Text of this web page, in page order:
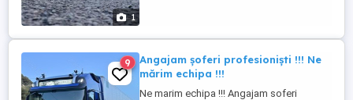
1
9
Angajam șoferi profesioniști !!! Ne
mărim echipa !!!
Ne marim echipa !!! Angajam soferi